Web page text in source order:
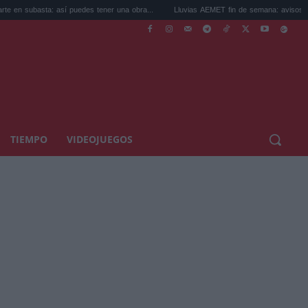
así puedes tener una obra... Lluvias AEMET fin de semana: avisos por
TIEMPO VIDEOJUEGOS